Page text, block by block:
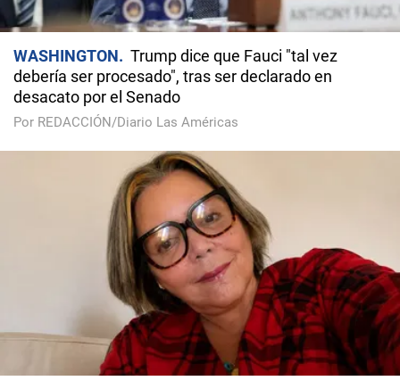
WASHINGTON
Trump dice que Fauci "tal vez
debería ser procesado", tras ser declarado en
desacato por el Senado
Por REDACCIÓN/Diario Las Américas